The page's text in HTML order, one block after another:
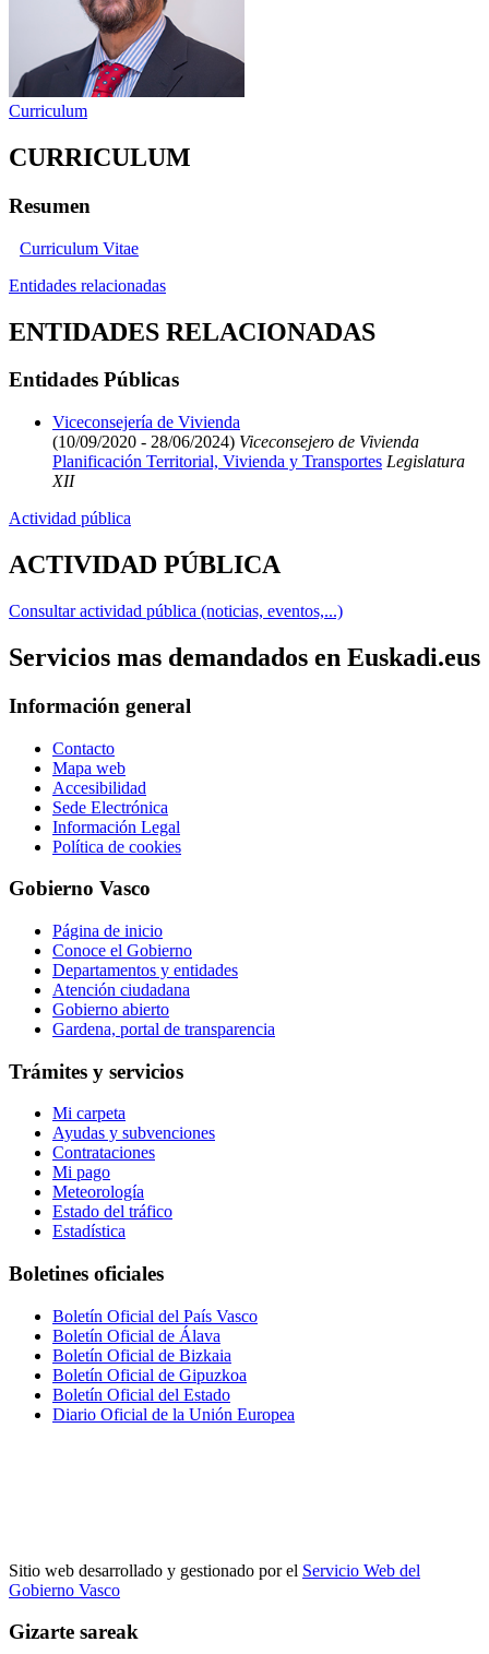
Curriculum
CURRICULUM
Resumen
Curriculum Vitae
Entidades relacionadas
ENTIDADES RELACIONADAS
Entidades Públicas
Viceconsejería de Vivienda
(10/09/2020 - 28/06/2024) Viceconsejero de Vivienda
Planificación Territorial, Vivienda y Transportes Legislatura
XII
Actividad pública
ACTIVIDAD PÚBLICA
Consultar actividad pública (noticias, eventos,...)
Servicios mas demandados en Euskadi.eus
Información general
Contacto
Mapa web
Accesibilidad
Sede Electrónica
Información Legal
Política de cookies
Gobierno Vasco
Página de inicio
Conoce el Gobierno
Departamentos y entidades
Atención ciudadana
Gobierno abierto
Gardena, portal de transparencia
Trámites y servicios
Mi carpeta
Ayudas y subvenciones
Contrataciones
Mi pago
Meteorología
Estado del tráfico
Estadística
Boletines oficiales
Boletín Oficial del País Vasco
Boletín Oficial de Álava
Boletín Oficial de Bizkaia
Boletín Oficial de Gipuzkoa
Boletín Oficial del Estado
Diario Oficial de la Unión Europea
Sitio web desarrollado y gestionado por el Servicio Web del
Gobierno Vasco
Gizarte sareak